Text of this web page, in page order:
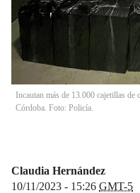
Incautan más de 13.000 cajetillas
Córdoba. Foto: Policía.
Claudia Hernández
10/11/2023 - 15:26 GMT-5